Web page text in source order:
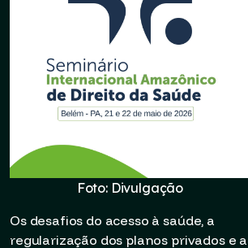
Foto: Divulgação
Os desafios do acesso à saúde, a
regularização dos planos privados e a